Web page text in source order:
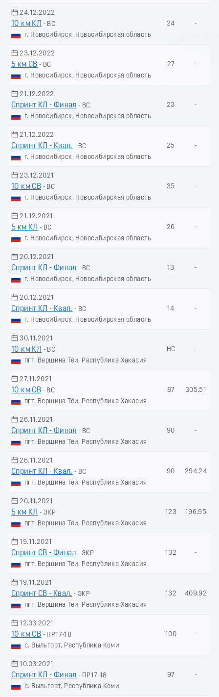
24.12.2022
10 км КЛ
- ВС
г. Новосибирск, Новосибирская область
24 -
23.12.2022
5 км СВ - ВС
г. Новосибирск, Новосибирская область
27 -
21.12.2022
Спринт КЛ - Финал - ВС
г. Новосибирск, Новосибирская область
23 -
21.12.2022
Спринт КЛ - Квал. - ВС
г. Новосибирск, Новосибирская область
25 -
23.12.2021
10 км СВ - ВС
г. Новосибирск, Новосибирская область
35 -
21.12.2021
5 км КЛ
- ВС
г. Новосибирск, Новосибирская область
26 -
20.12.2021
Спринт КЛ - Финал - ВС
г. Новосибирск, Новосибирская область
13 -
20.12.2021
Спринт КЛ - Квал. - ВС
г. Новосибирск, Новосибирская область
14 -
30.11.2021
10 км КЛ
- ВС
пгт. Вершина Тёи, Республика Хакасия
НС -
27.11.2021
10 км СВ - ВС
пгт. Вершина Тёи, Республика Хакасия
87 305.51
26.11.2021
Спринт КЛ - Финал - ВС
пгт. Вершина Тёи, Республика Хакасия
90 -
26.11.2021
Спринт КЛ - Квал. - ВС
пгт. Вершина Тёи, Республика Хакасия
90 294.24
20.11.2021
5 км КЛ
- ЭКР
пгт. Вершина Тёи, Республика Хакасия
123 196.95
19.11.2021
Спринт СВ - Финал - ЭКР
пгт. Вершина Тёи, Республика Хакасия
132 -
19.11.2021
Спринт СВ - Квал. - ЭКР
пгт. Вершина Тёи, Республика Хакасия
132 409.92
12.03.2021
10 км СВ - ПР17-18
с. Выльгорт, Республика Коми
100 -
10.03.2021
Спринт КЛ - Финал - ПР17-18
с. Выльгорт, Республика Коми
97 -